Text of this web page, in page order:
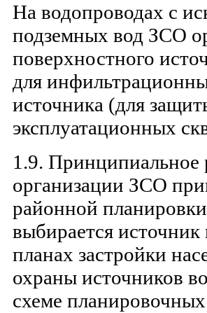
На водопроводах с
подземных вод ЗСО
поверхностного
для
источника (для
эксплуатационных
1.9.
организации ЗСО
районной
выбирается
планах застройки
охраны источников
схеме